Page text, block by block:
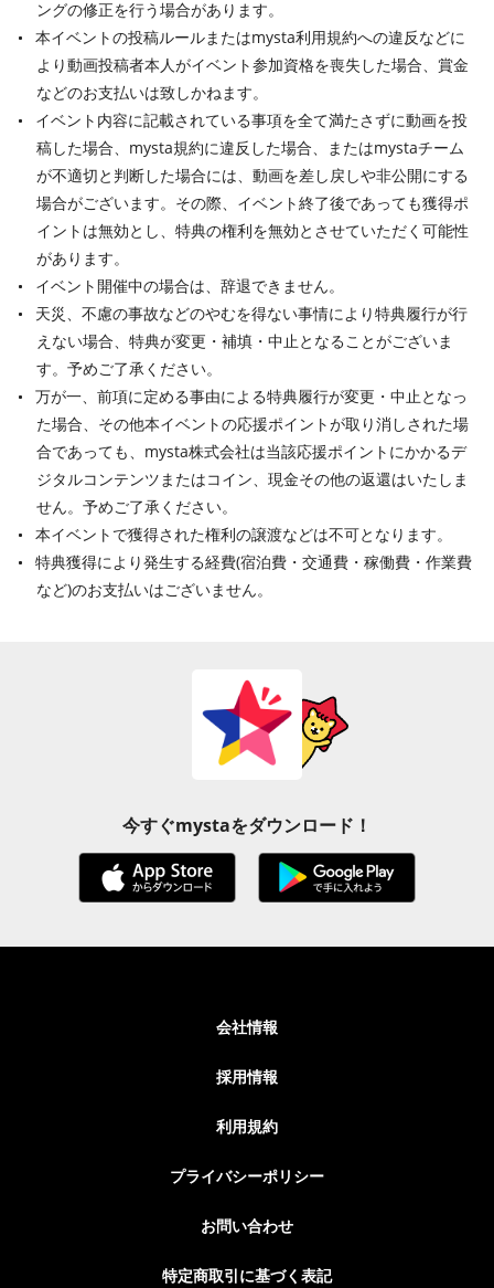
ングの修正を行う場合があります。
本イベントの投稿ルールまたはmysta利用規約への違反などに
より動画投稿者本人がイベント参加資格を喪失した場合、賞金
などのお支払いは致しかねます。
イベント内容に記載されている事項を全て満たさずに動画を投
稿した場合、mysta規約に違反した場合、またはmystaチーム
が不適切と判断した場合には、動画を差し戻しや非公開にする
場合がございます。その際、イベント終了後であっても獲得ポ
イントは無効とし、特典の権利を無効とさせていただく可能性
があります。
イベント開催中の場合は、辞退できません。
天災、不慮の事故などのやむを得ない事情により特典履行が行
えない場合、特典が変更・補填・中止となることがございま
す。予めご了承ください。
万が一、前項に定める事由による特典履行が変更・中止となっ
た場合、その他本イベントの応援ポイントが取り消しされた場
合であっても、mysta株式会社は当該応援ポイントにかかるデ
ジタルコンテンツまたはコイン、現金その他の返還はいたしま
せん。予めご了承ください。
本イベントで獲得された権利の譲渡などは不可となります。
特典獲得により発生する経費(宿泊費・交通費・稼働費・作業費
など)のお支払いはございません。
今すぐmystaをダウンロード！
会社情報
採用情報
利用規約
プライバシーポリシー
お問い合わせ
特定商取引に基づく表記